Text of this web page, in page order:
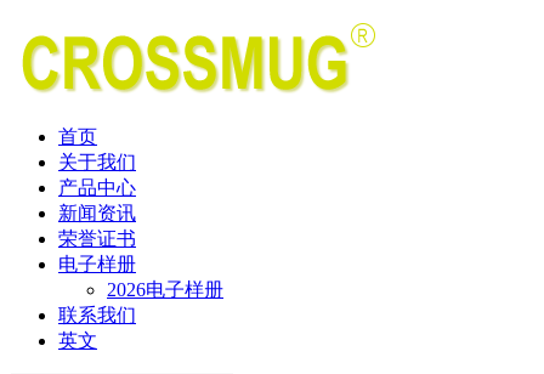
首页
关于我们
产品中心
新闻资讯
荣誉证书
电子样册
2026电子样册
联系我们
英文